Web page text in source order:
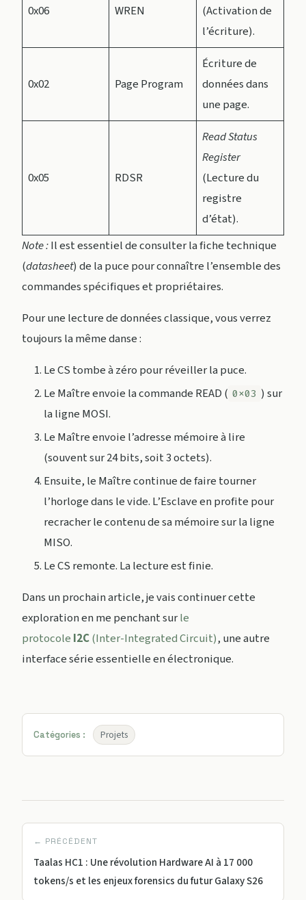
0x06 WREN
(Activation de
l’écriture).
0x02 Page Program
Écriture de
données dans
une page.
0x05 RDSR
Read Status
Register
(Lecture du
registre
d’état).
Note :Il est essentiel de consulter la fiche technique
(datasheet) de la puce pour connaître l’ensemble des
commandes spécifiques et propriétaires.
Pour une lecture de données classique, vous verrez
toujours la même danse :
Le CS tombe à zéro pour réveiller la puce.
Le Maître envoie la commande READ ( 0x03 ) sur
la ligne MOSI.
Le Maître envoie l’adresse mémoire à lire
(souvent sur 24 bits, soit 3 octets).
Ensuite, le Maître continue de faire tourner
l’horloge dans le vide. L’Esclave en profite pour
recracher le contenu de sa mémoire sur la ligne
MISO.
Le CS remonte. La lecture est finie.
Dans un prochain article, je vais continuer cette
exploration en me penchant surle
protocole I2C(Inter-Integrated Circuit), une autre
interface série essentielle en électronique.
Catégories : Projets
← PRÉCÉDENT
Taalas HC1 : Une révolution Hardware AI à 17 000
tokens/s et les enjeux forensics du futur Galaxy S26